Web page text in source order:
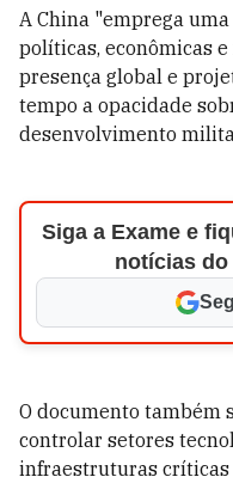
A China "emprega
políticas, econômicas
presença global e
tempo a opacidade
desenvolvimento
Siga a Exame e
notícias
O documento também
controlar setores
infraestruturas críticas